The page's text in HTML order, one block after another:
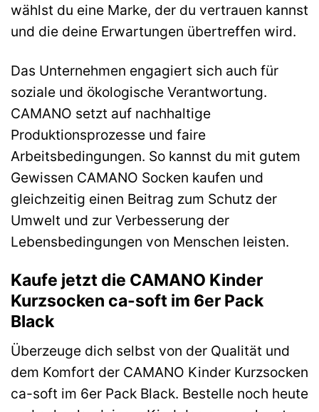
wählst du eine Marke, der du vertrauen kannst
und die deine Erwartungen übertreffen wird.
Das Unternehmen engagiert sich auch für
soziale und ökologische Verantwortung.
CAMANO setzt auf nachhaltige
Produktionsprozesse und faire
Arbeitsbedingungen. So kannst du mit gutem
Gewissen CAMANO Socken kaufen und
gleichzeitig einen Beitrag zum Schutz der
Umwelt und zur Verbesserung der
Lebensbedingungen von Menschen leisten.
Kaufe jetzt die CAMANO Kinder
Kurzsocken ca-soft im 6er Pack
Black
Überzeuge dich selbst von der Qualität und
dem Komfort der CAMANO Kinder Kurzsocken
ca-soft im 6er Pack Black. Bestelle noch heute